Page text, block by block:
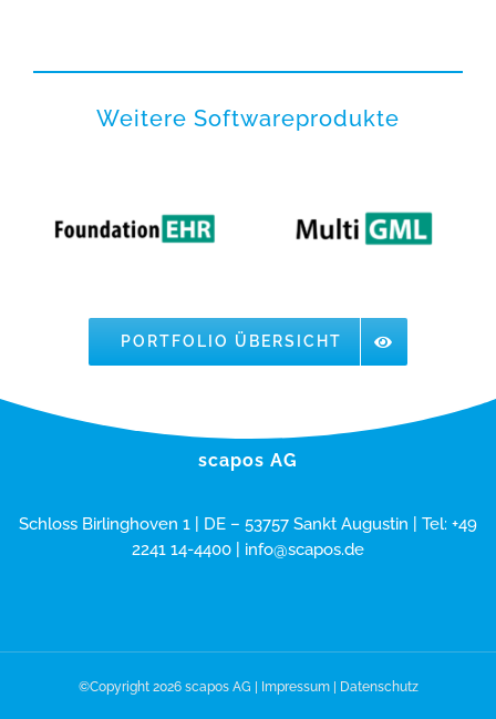
Weitere Softwareprodukte
PORTFOLIO ÜBERSICHT
scapos AG
Schloss Birlinghoven 1 | DE – 53757 Sankt Augustin | Tel: +49
2241 14-4400 | info@scapos.de
©Copyright 2026 scapos AG | Impressum| Datenschutz